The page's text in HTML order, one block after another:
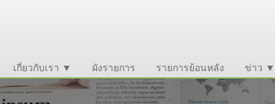
เกี่ยวกับเรา ▼ ผังรายการ รายการย้อนหลัง ข่าว ▼